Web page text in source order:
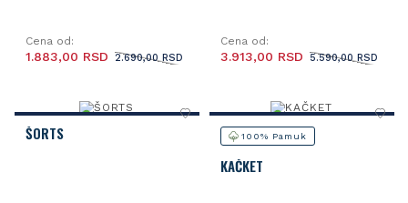
Cena od:
2.690,00 RSD
1.883,00 RSD
Cena od:
5.590,00 RSD
3.913,00 RSD
ŠORTS 100% Pamuk
KAČKET